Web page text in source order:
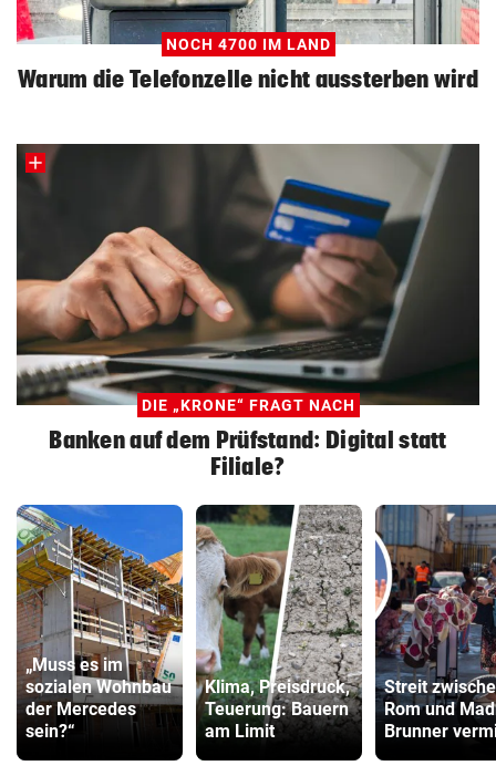
NOCH 4700 IM LAND
Warum die Telefonzelle nicht aussterben wird
DIE „KRONE“ FRAGT NACH
Banken auf dem Prüfstand: Digital statt
Filiale?
„Muss es im
sozialen Wohnbau
der Mercedes
sein?“
Klima, Preisdruck,
Teuerung: Bauern
am Limit
Streit
Rom und
Brunner